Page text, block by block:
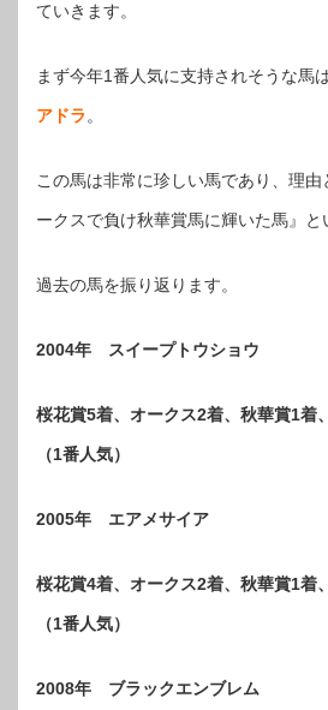
ていきます。
まず今年1番人気に支持されそうな馬
アドラ。
この馬は非常に珍しい馬であり、理
ークスで負け秋華賞馬に輝いた馬』と
過去の馬を振り返ります。
2004年 スイープトウショウ
桜花賞5着、オークス2着、秋華賞1着
（1番人気）
2005年 エアメサイア
桜花賞4着、オークス2着、秋華賞1着
（1番人気）
2008年 ブラックエンブレム